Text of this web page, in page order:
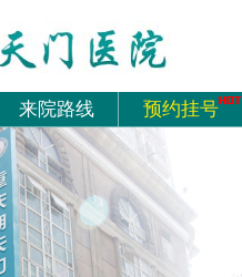
来院路线 预约挂号